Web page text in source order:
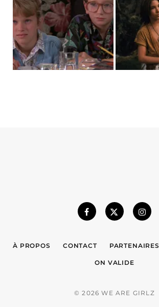
À PROPOS CONTACT PARTENAIRES
ON VALIDE
© 2026 WE ARE GIRLZ